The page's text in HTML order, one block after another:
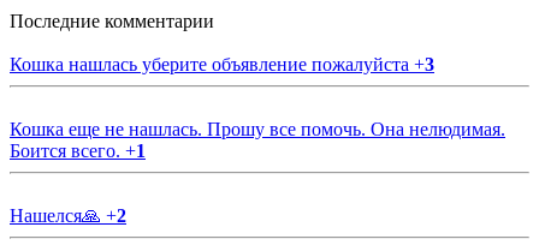
Последние комментарии
Кошка нашлась уберите объявление пожалуйста +3
Кошка еще не нашлась. Прошу все помочь. Она нелюдимая.
Боится всего. +1
Нашелся🙏 +2